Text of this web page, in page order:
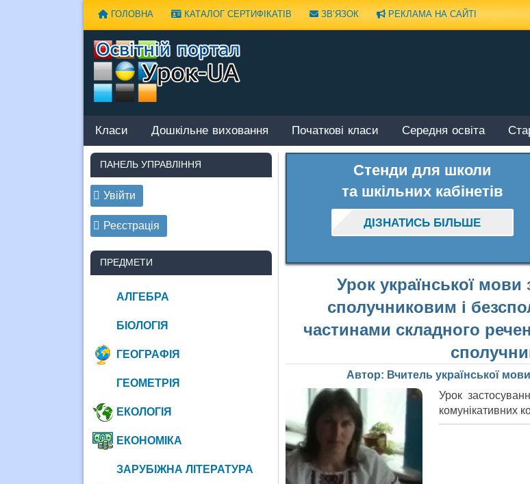
ГОЛОВНА КАТАЛОГ СЕРТИФІКАТІВ ЗВ’ЯЗОК РЕКЛАМА НА САЙТІ
Класи Дошкільне виховання Початкові класи Середня освіта
Стенди для школи
та шкільних кабінетів
ДІЗНАТИСЬ БІЛЬШЕ
Урок української
сполучниковим і
частинами складного
Автор: Вчитель української
Урок
комунікативних
ПАНЕЛЬ УПРАВЛІННЯ
Увійти
Реєстрація
ПРЕДМЕТИ
АЛГЕБРА
БІОЛОГІЯ
ГЕОГРАФІЯ
ГЕОМЕТРІЯ
ЕКОЛОГІЯ
ЕКОНОМІКА
ЗАРУБІЖНА ЛІТЕРАТУРА